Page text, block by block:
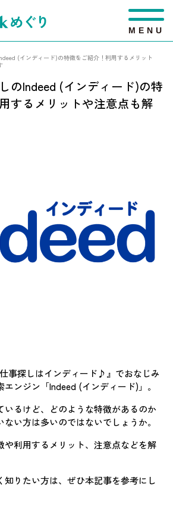
M E N U
(インディード)の特徴をご紹介！利用するメリット
のIndeed (インディード)の特
するメリットや注意点も解
事探しはインディード♪』でおなじみ
ンジン「Indeed (インディード)」。
いるけど、どのような特徴があるのか
い方は多いのではないでしょうか。
や利用するメリット、注意点などを解
知りたい方は、ぜひ本記事を参考にし